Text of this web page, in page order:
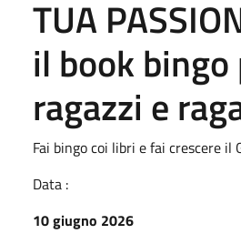
TUA
il book bingo
ragazzi e
Fai bingo coi libri e fai crescere il
Data :
10 giugno 2026